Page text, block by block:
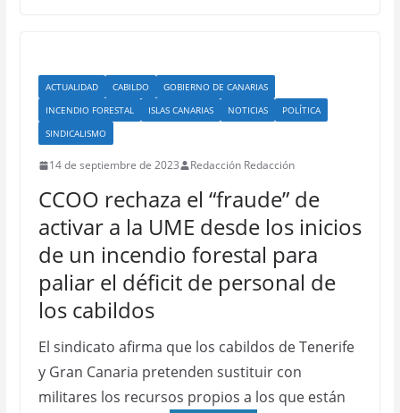
ACTUALIDAD CABILDO
GOBIERNO DE CANARIAS
INCENDIO FORESTAL
ISLAS CANARIAS NOTICIAS
POLÍTICA
SINDICALISMO
14 de septiembre de 2023 Redacción Redacción
CCOO rechaza el “fraude” de
activar a la UME desde los inicios
de un incendio forestal para
paliar el déficit de personal de
los cabildos
El sindicato afirma que los cabildos de Tenerife
y Gran Canaria pretenden sustituir con
militares los recursos propios a los que están